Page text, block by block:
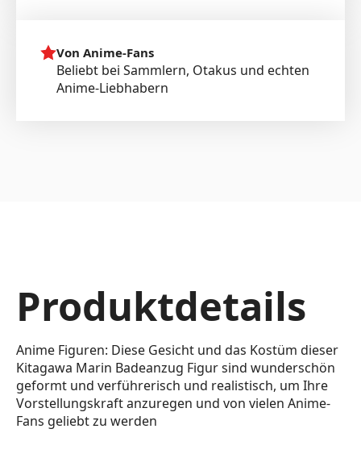
Von Anime-Fans
Beliebt bei Sammlern, Otakus und echten
Anime-Liebhabern
Produktdetails
Anime Figuren: Diese Gesicht und das Kostüm dieser
Kitagawa Marin Badeanzug Figur sind wunderschön
geformt und verführerisch und realistisch, um Ihre
Vorstellungskraft anzuregen und von vielen Anime-
Fans geliebt zu werden